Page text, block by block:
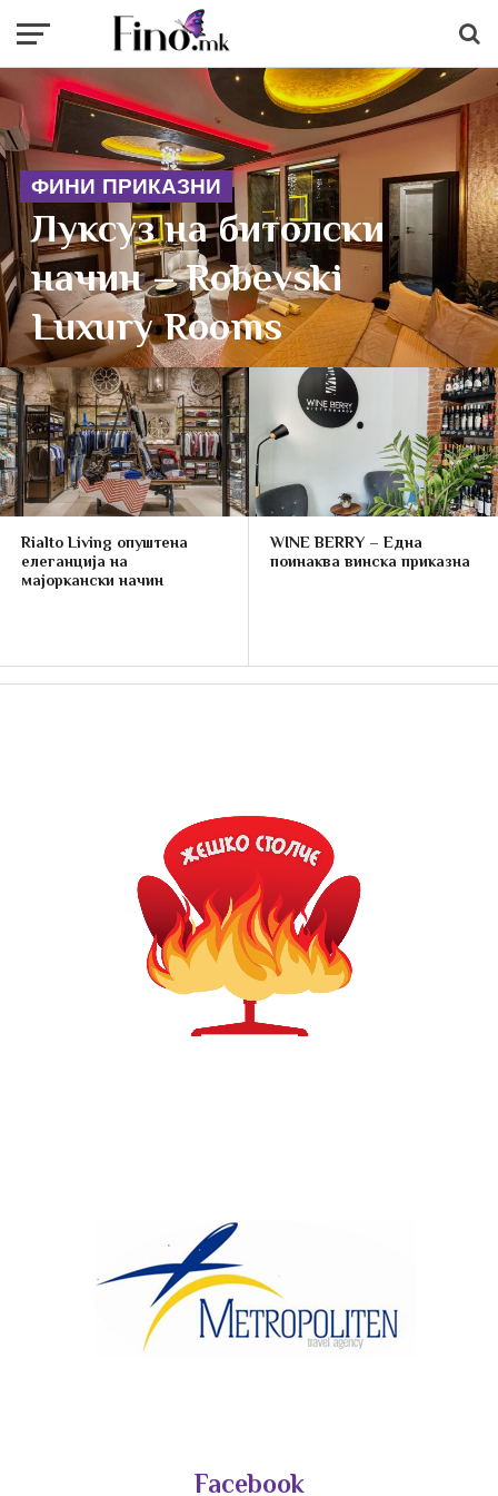
ФИНИ ПРИКАЗНИ
Луксуз на битолски
начин – Robevski
Luxury Rooms
Rialto Living опуштена
елеганција на
мајоркански начин
WINE BERRY – Една
поинаква винска приказна
Facebook